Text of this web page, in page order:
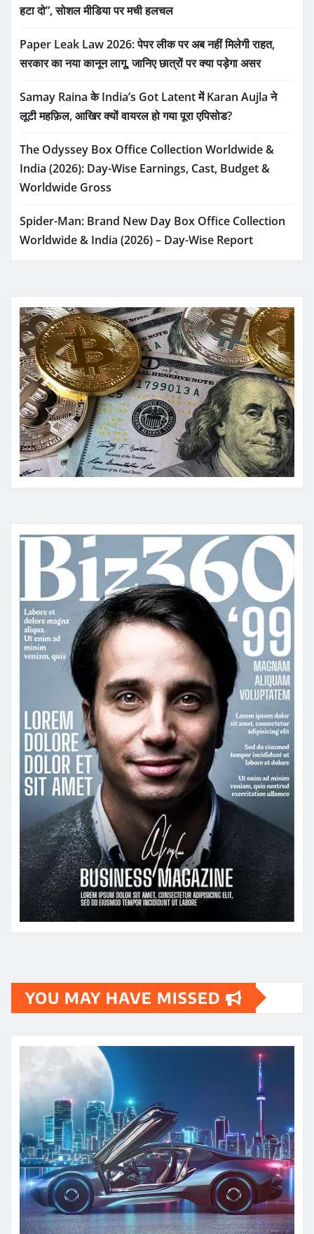
हटा दो”, सोशल मीडिया पर मची हलचल
Paper Leak Law 2026: पेपर लीक पर अब नहीं मिलेगी राहत,
सरकार का नया कानून लागू, जानिए छात्रों पर क्या पड़ेगा असर
Samay Raina के India’s Got Latent में Karan Aujla ने
लूटी महफ़िल, आखिर क्यों वायरल हो गया पूरा एपिसोड?
The Odyssey Box Office Collection Worldwide &
India (2026): Day-Wise Earnings, Cast, Budget &
Worldwide Gross
Spider-Man: Brand New Day Box Office Collection
Worldwide & India (2026) – Day-Wise Report
YOU MAY HAVE MISSED